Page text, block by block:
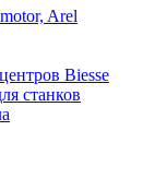
Arel
Biesse
станков